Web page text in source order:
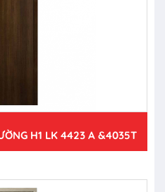
H1 LK 4423 A &4035T